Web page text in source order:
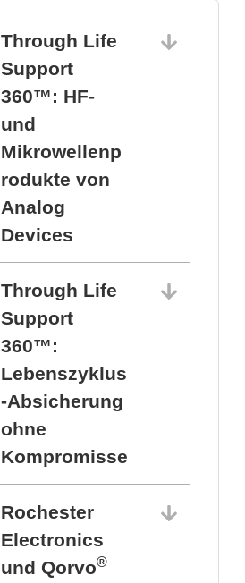
Through Life
Support
360™: HF-
und
Mikrowellenp
rodukte von
Analog
Devices
Through Life
Support
360™:
Lebenszyklus
-Absicherung
ohne
Kompromisse
Rochester
Electronics
und Qorvo®